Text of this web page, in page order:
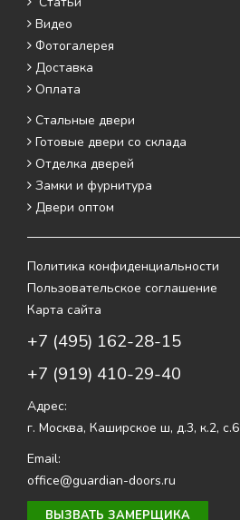
Видео
Фотогалерея
Доставка
Оплата
Стальные двери
Готовые двери со склада
Отделка дверей
Замки и фурнитура
Двери оптом
Политика конфиденциальности
Пользовательское соглашение
Карта сайта
+7 (495) 162-28-15
+7 (919) 410-29-40
Адрес:
г. Москва, Каширское ш, д.3, к.2, с.6
Email:
office@guardian-doors.ru
ВЫЗВАТЬ ЗАМЕРЩИКА